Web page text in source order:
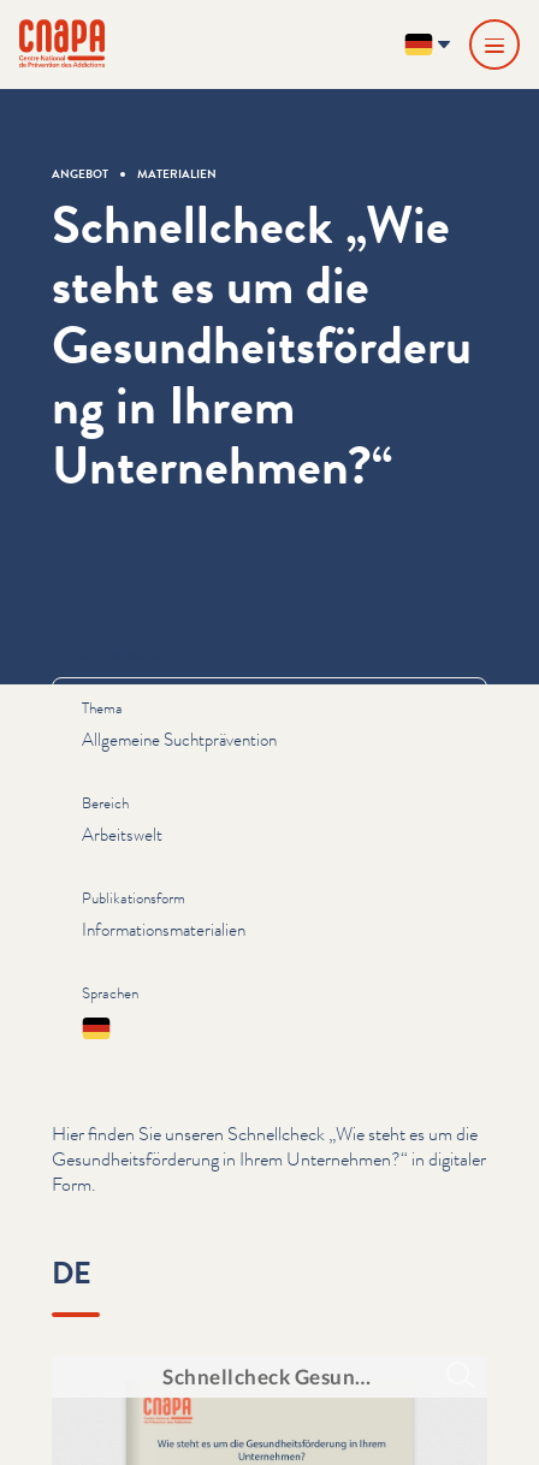
cnapa
DE
ANGEBOT MATERIALIEN
Schnellcheck „Wie
steht es um die
Gesundheitsförderu
ng in Ihrem
Unternehmen?“
Thema
Allgemeine Suchtprävention
Bereich
Arbeitswelt
Publikationsform
Informationsmaterialien
Sprachen
Deutsch
Hier finden Sie unseren Schnellcheck„Wie steht es um die
Gesund­heits­förderung in Ihrem Unternehmen?“ in digitaler
Form.
DE